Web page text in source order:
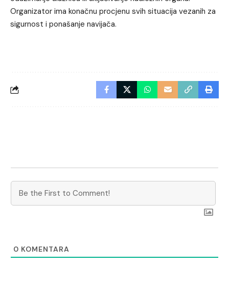
Organizator ima konačnu procjenu svih situacija vezanih za
sigurnost i ponašanje navijača.
0 KOMENTARA